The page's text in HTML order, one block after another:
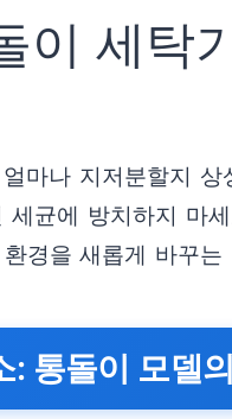
이 세탁
마나 지저분할지
균에 방치하지 마
경을 새롭게 바꾸는
: 통돌이 모델